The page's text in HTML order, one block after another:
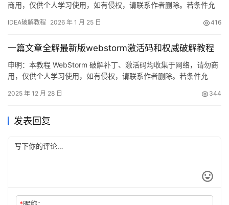
商用，仅供个人学习使用，如有侵权，请联系作者删除。若条件允
能强大，适用于 Windows、Mac 和 Linux 系统。本文将详细介绍如
版本、什么…
IDEA破解教程 2026 年 1 月 25 日 416
一篇文章全解最新版webstorm激活码和权威破解教程
申明：本教程 WebStorm 破解补丁、激活码均收集于网络，请勿商
用，仅供个人学习使用，如有侵权，请联系作者删除。若条件允
器，功能强大，适用于 Windows、Mac 和 Linux 系统。本文将详细
是什么版本、什么操…
2025 年 12 月 28 日 344
发表回复